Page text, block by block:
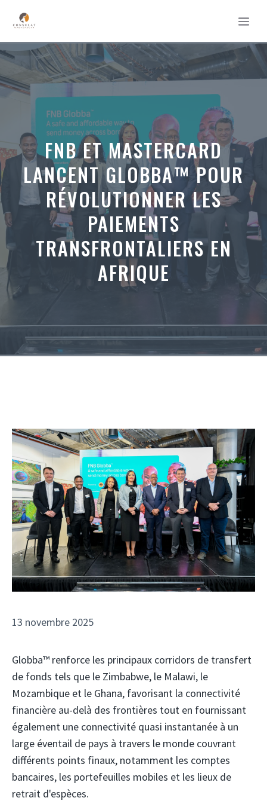
contenu
FNB ET MASTERCARD
LANCENT GLOBBA™ POUR
RÉVOLUTIONNER LES
PAIEMENTS
TRANSFRONTALIERS EN
AFRIQUE
13 novembre 2025
Globba™ renforce les principaux corridors de transfert
de fonds tels que le Zimbabwe, le Malawi, le
Mozambique et le Ghana, favorisant la connectivité
financière au-delà des frontières tout en fournissant
également une connectivité quasi instantanée à un
large éventail de pays à travers le monde couvrant
différents points finaux, notamment les comptes
bancaires, les portefeuilles mobiles et les lieux de
retrait d'espèces.